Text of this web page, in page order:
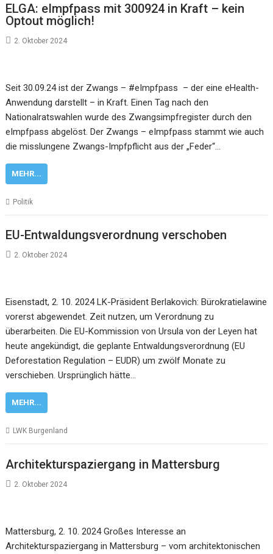
ELGA: eImpfpass mit 300924 in Kraft – kein
Optout möglich!
2. Oktober 2024
Seit 30.09.24 ist der Zwangs – #eImpfpass – der eine eHealth-
Anwendung darstellt – in Kraft. Einen Tag nach den
Nationalratswahlen wurde des Zwangsimpfregister durch den
eImpfpass abgelöst. Der Zwangs – eImpfpass stammt wie auch
die misslungene Zwangs-Impfpflicht aus der „Feder“…
MEHR...
Politik
EU-Entwaldungsverordnung verschoben
2. Oktober 2024
Eisenstadt, 2. 10. 2024 LK-Präsident Berlakovich: Bürokratielawine
vorerst abgewendet. Zeit nutzen, um Verordnung zu
überarbeiten. Die EU-Kommission von Ursula von der Leyen hat
heute angekündigt, die geplante Entwaldungsverordnung (EU
Deforestation Regulation – EUDR) um zwölf Monate zu
verschieben. Ursprünglich hätte…
MEHR...
LWK Burgenland
Architekturspaziergang in Mattersburg
2. Oktober 2024
Mattersburg, 2. 10. 2024 Großes Interesse an
Architekturspaziergang in Mattersburg – vom architektonischen